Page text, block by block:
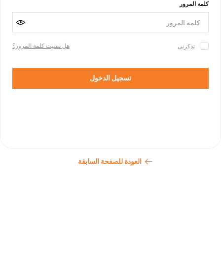
كلمه المرور
تذكرنى هل نسيت كلمة المرور؟
تسجيل الدخول
العودة للصفحة السابقة